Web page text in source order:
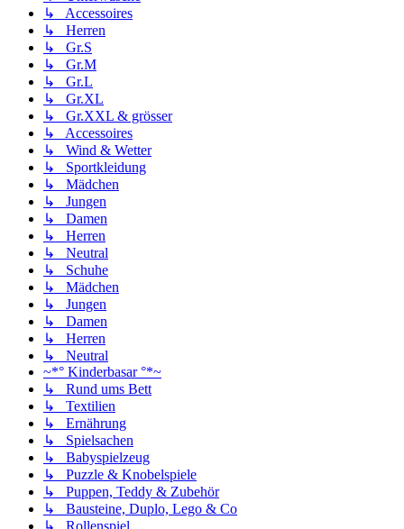
↳ Accessoires
↳ Herren
↳ Gr.S
↳ Gr.M
↳ Gr.L
↳ Gr.XL
↳ Gr.XXL & grösser
↳ Accessoires
↳ Wind & Wetter
↳ Sportkleidung
↳ Mädchen
↳ Jungen
↳ Damen
↳ Herren
↳ Neutral
↳ Schuhe
↳ Mädchen
↳ Jungen
↳ Damen
↳ Herren
↳ Neutral
~*° Kinderbasar °*~
↳ Rund ums Bett
↳ Textilien
↳ Ernährung
↳ Spielsachen
↳ Babyspielzeug
↳ Puzzle & Knobelspiele
↳ Puppen, Teddy & Zubehör
↳ Bausteine, Duplo, Lego & Co